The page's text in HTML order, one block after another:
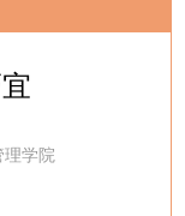
理学院